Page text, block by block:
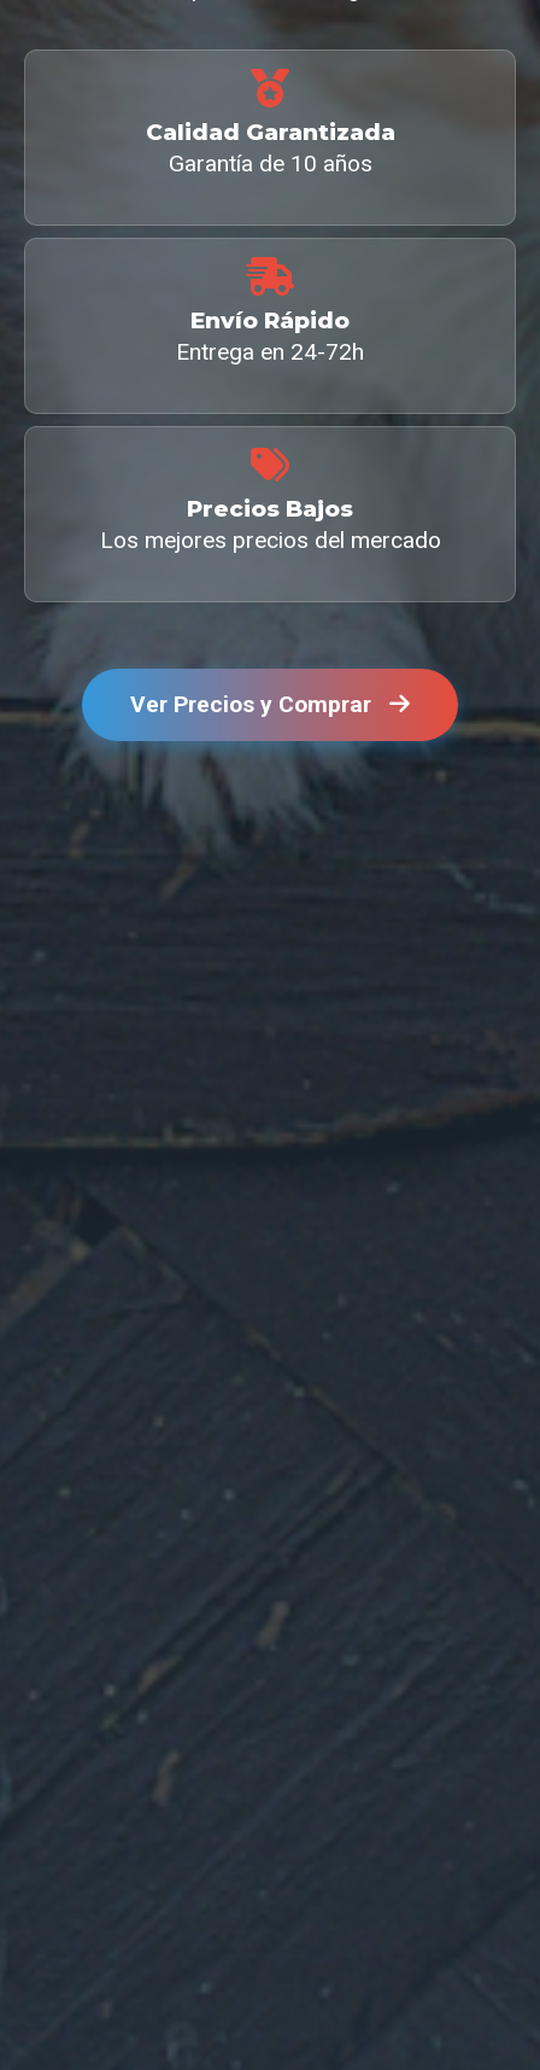
Calidad Garantizada
Garantía de 10 años
Envío Rápido
Entrega en 24-72h
Precios Bajos
Los mejores precios del mercado
Ver Precios y Comprar